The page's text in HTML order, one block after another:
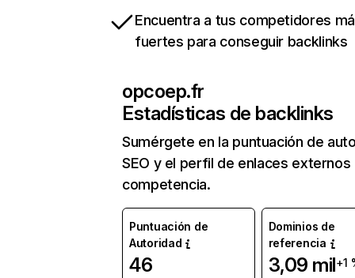
Encuentra a tus competidores
fuertes para conseguir backlinks
opcoep.fr
Estadísticas de backlinks
Sumérgete en la puntuación de
SEO y el perfil de enlaces externos
competencia.
Puntuación de
Autoridad
46
Dominios de
referencia
3,09 mil+1